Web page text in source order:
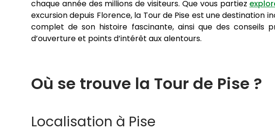
chaque année des millions de visiteurs. Que vous partiez
excursion depuis Florence, la Tour de Pise est une destination
complet de son histoire fascinante, ainsi que des conseils
d’ouverture et points d’intérêt aux alentours.
Où se trouve la Tour de Pise ?
Localisation à Pise